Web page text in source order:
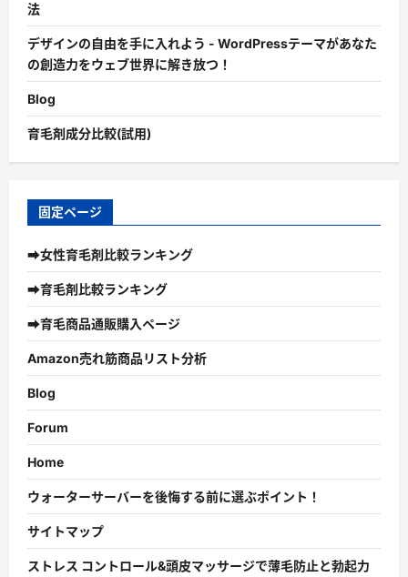
法
デザインの自由を手に入れよう - WordPressテーマがあなた
の創造力をウェブ世界に解き放つ！
Blog
育毛剤成分比較(試用)
固定ページ
➡女性育毛剤比較ランキング
➡育毛剤比較ランキング
➡育毛商品通販購入ページ
Amazon売れ筋商品リスト分析
Blog
Forum
Home
ウォーターサーバーを後悔する前に選ぶポイント！
サイトマップ
ストレス コントロール&頭皮マッサージで薄毛防止と勃起力